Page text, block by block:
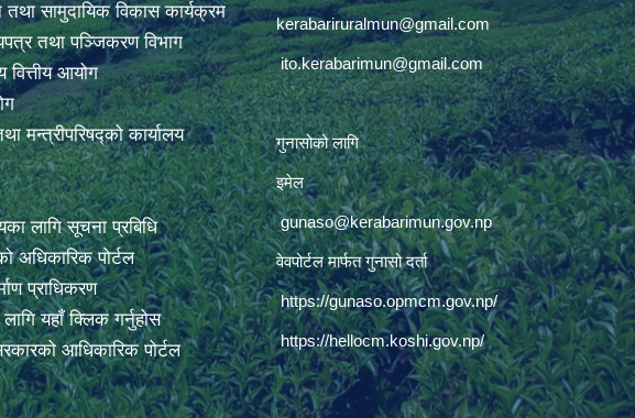
सामुदायिक विकास कार्यक्रम
तथा पञ्जिकरण विभाग
वित्तीय आयोग
मन्त्रीपरिषद्को कार्यालय
लागि सूचना प्रबिधि
अधिकारिक पोर्टल
प्राधिकरण
यहाँ क्लिक गर्नुहोस
आधिकारिक पोर्टल
kerabariruralmun@gmail.com
ito.kerabarimun@gmail.com
गुनासोको लागि
इमेल
gunaso@kerabarimun.gov.np
वेवपोर्टल मार्फत गुनासो दर्ता
https://gunaso.opmcm.gov.np/
https://hellocm.koshi.gov.np/